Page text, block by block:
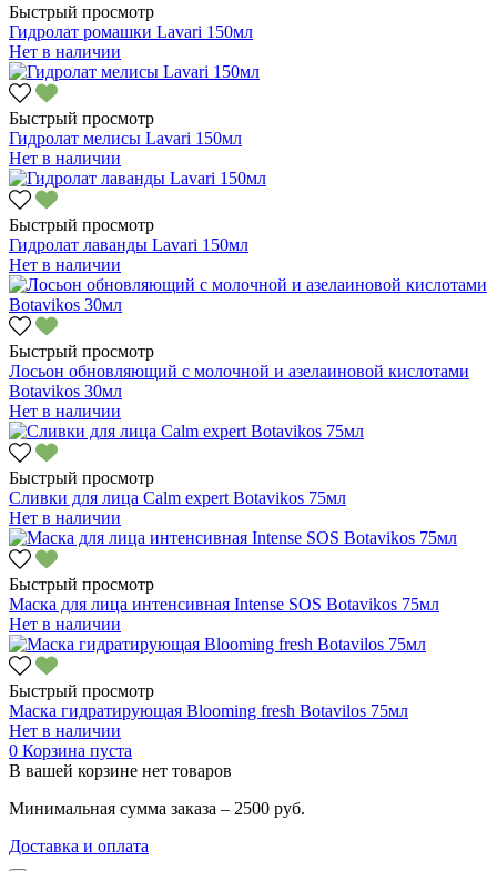
Быстрый просмотр
Гидролат ромашки Lavari 150мл
Нет в наличии
Быстрый просмотр
Гидролат мелисы Lavari 150мл
Нет в наличии
Быстрый просмотр
Гидролат лаванды Lavari 150мл
Нет в наличии
Быстрый просмотр
Лосьон обновляющий с молочной и азелаиновой кислотами
Botavikos 30мл
Нет в наличии
Быстрый просмотр
Сливки для лица Calm expert Botavikos 75мл
Нет в наличии
Быстрый просмотр
Маска для лица интенсивная Intense SOS Botavikos 75мл
Нет в наличии
Быстрый просмотр
Маска гидратирующая Blooming fresh Botavilos 75мл
Нет в наличии
0 Корзина пуста
В вашей корзине нет товаров
Минимальная сумма заказа – 2500 руб.
Доставка и оплата